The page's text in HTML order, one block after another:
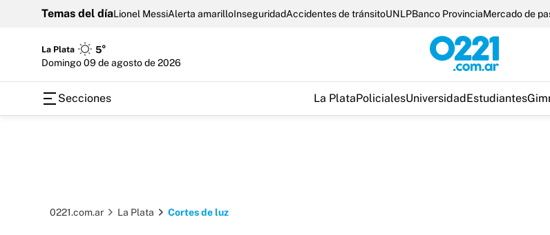
Temas del díaLionel MessiAlerta amarilloInseguridadAccidentes de tránsitoUNLPBanco ProvinciaMercado de
La Plata
5°
domingo 09 de agosto de 2026
Secciones La PlataPolicialesUniversidadEstudiantes
0221.com.ar La Plata Cortes de luz